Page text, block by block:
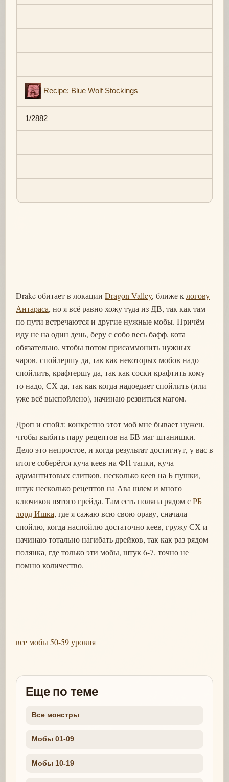
Recipe: Blue Wolf Stockings
1/2882
Drake обитает в локации Dragon Valley, ближе клогову
Антараса, но я всё равно хожу туда из ДВ, так как там
по пути встречаются и другие нужные мобы. Причём
иду не на один день, беру с собо весь бафф, кота
обязательно, чтобы потом присаммонить нужных
чаров, спойлершу да, так как некоторых мобов надо
спойлить, крафтершу да, так как соски крафтить кому-
то надо, СХ да, так как когда надоедает спойлить (или
уже всё выспойлено), начинаю резвиться магом.
Дроп и спойл: конкретно этот моб мне бывает нужен,
чтобы выбить пару рецептов на БВ маг штанишки.
Дело это непростое, и когда результат достигнут, у вас в
итоге соберётся куча кеев на ФП тапки, куча
адамантитовых слитков, несколько кеев на Б пушки,
штук несколько рецептов на Ава шлем и много
ключиков пятого грейда. Там есть поляна рядом сРБ
лорд Ишка, где я сажаю всю свою ораву, сначала
спойлю, когда наспойлю достаточно кеев, гружу СХ и
начинаю тотально нагибать дрейков, так как раз рядом
полянка, где только эти мобы, штук 6-7, точно не
помню количество.
все мобы 50-59 уровня
Еще по теме
Все монстры
Мобы 01-09
Мобы 10-19